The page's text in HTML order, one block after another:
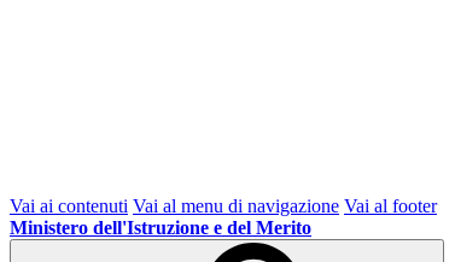
Vai ai contenuti Vai al menu di navigazione Vai al footer
Ministero dell'Istruzione e del Merito